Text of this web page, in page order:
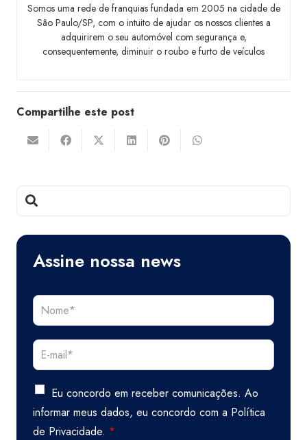
Somos uma rede de franquias fundada em 2005 na cidade de
São Paulo/SP, com o intuito de ajudar os nossos clientes a
adquirirem o seu automóvel com segurança e,
consequentemente, diminuir o roubo e furto de veículos
Compartilhe este post
Assine nossa news
Eu concordo em receber comunicações. Ao
informar meus dados, eu concordo com a Política
de Privacidade. *